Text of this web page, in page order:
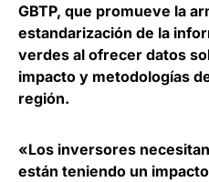
GBTP, que promueve la
estandarización de la
verdes al ofrecer datos
impacto y metodologías
región.
«Los inversores
están teniendo un